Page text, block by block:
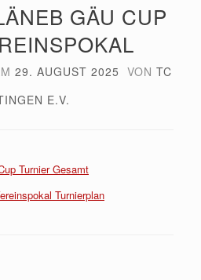
GÄU CUP
29. AUGUST 2025 VON TC
E.V.
Turnier Gesamt
Turnierplan